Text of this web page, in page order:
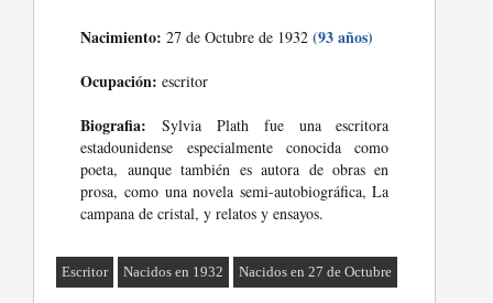
Nacimiento: 27 de Octubre de 1932(93 años)
Ocupación: escritor
Biografia: Sylvia Plath fue una escritora
estadounidense especialmente conocida como
poeta, aunque también es autora de obras en
prosa, como una novela semi-autobiográfica, La
campana de cristal, y relatos y ensayos.
Escritor Nacidos en 1932 Nacidos en 27 de Octubre